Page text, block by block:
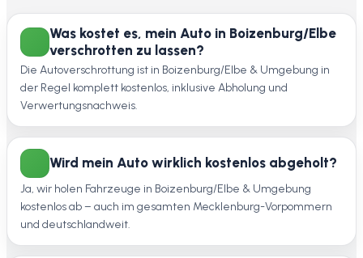
Was kostet es, mein Auto in Boizenburg/Elbe
verschrotten zu lassen?
Die Autoverschrottung ist in Boizenburg/Elbe & Umgebung in
der Regel komplett kostenlos, inklusive Abholung und
Verwertungsnachweis.
Wird mein Auto wirklich kostenlos abgeholt?
Ja, wir holen Fahrzeuge in Boizenburg/Elbe & Umgebung
kostenlos ab – auch im gesamten Mecklenburg-Vorpommern
und deutschlandweit.